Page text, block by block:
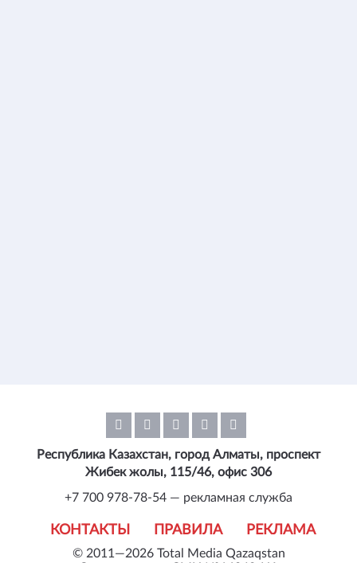
© 2011—2026 Total Media Qazaqstan
КОНТАКТЫ ПРАВИЛА РЕКЛАМА
Республика Казахстан, город Алматы, проспект
Жибек жолы, 115/46, офис 306
+7 700 978-78-54 — рекламная служба